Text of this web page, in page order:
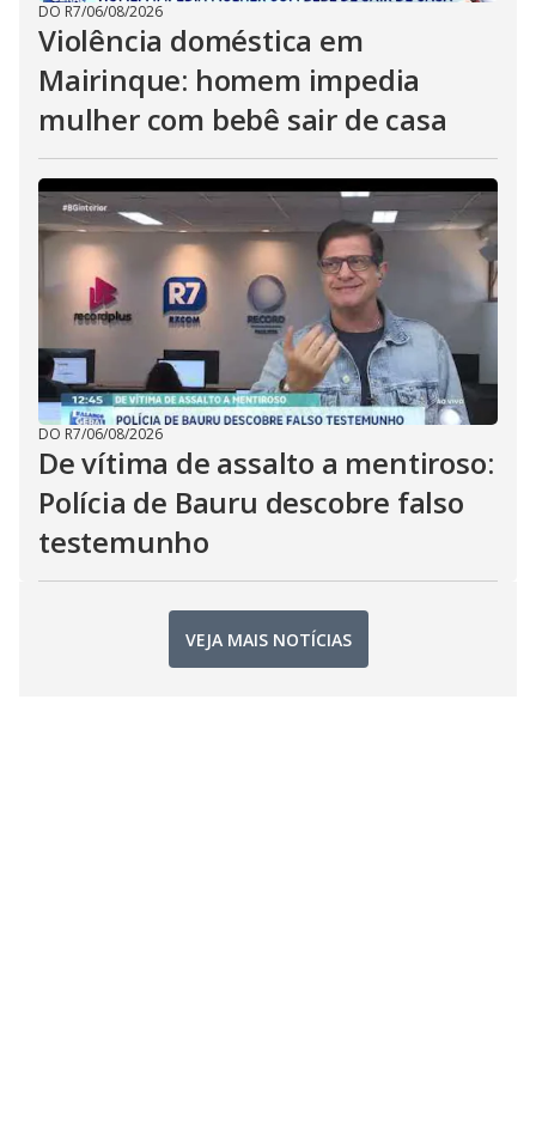
DO R7/06/08/2026
Violência doméstica em
Mairinque: homem impedia
mulher com bebê sair de casa
DO R7/06/08/2026
De vítima de assalto a mentiroso:
Polícia de Bauru descobre falso
testemunho
VEJA MAIS NOTÍCIAS